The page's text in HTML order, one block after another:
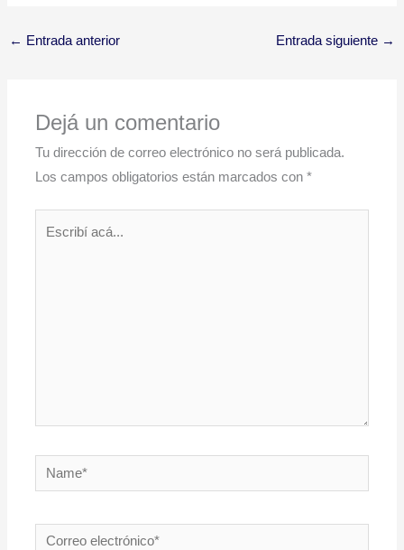
← Entrada anterior Entrada siguiente →
Dejá un comentario
Tu dirección de correo electrónico no será publicada.
Los campos obligatorios están marcados con*
Name*
Correo